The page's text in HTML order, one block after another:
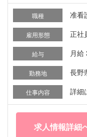
職種 准看
雇用形態 正社
給与 月給
勤務地 長野
仕事内容 詳細
求人情報詳細